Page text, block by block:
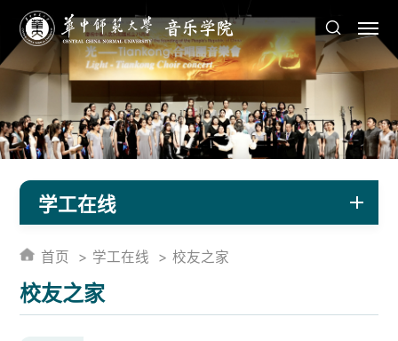
学工在线
校友之家
首页 学工在线 校友之家